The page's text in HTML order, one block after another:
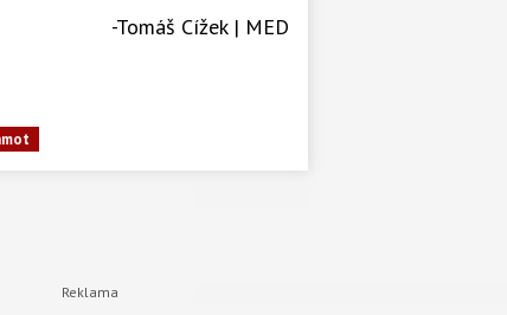
-Tomáš Cížek | MED